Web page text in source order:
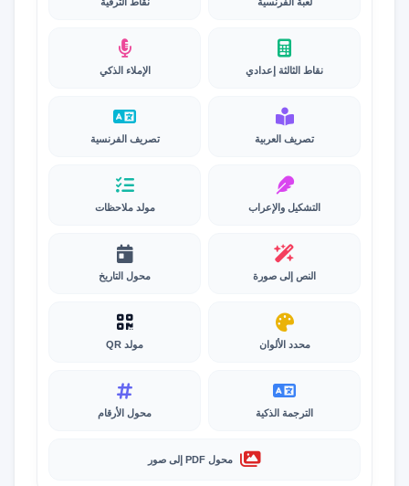
نقاط الثالثة إعدادي الإملاء الذكي
تصريف العربية تصريف الفرنسية
التشكيل والإعراب مولد ملاحظات
النص إلى صورة محول التاريخ
محدد الألوان مولد QR
الترجمة الذكية محول الأرقام
محول PDF إلى صور